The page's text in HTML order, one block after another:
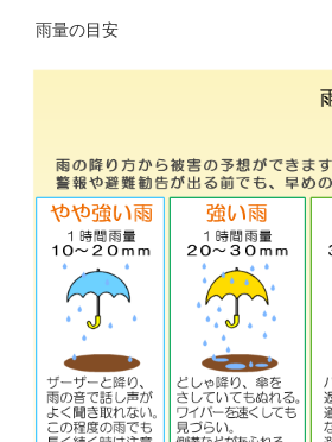
雨量の目安